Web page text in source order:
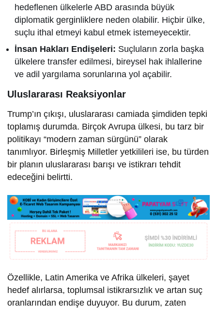
hedeflenen ülkelerle ABD arasında büyük
diplomatik gerginliklere neden olabilir. Hiçbir ülke,
suçlu ithal etmeyi kabul etmek istemeyecektir.
İnsan Hakları Endişeleri: Suçluların zorla başka
ülkelere transfer edilmesi, bireysel hak ihlallerine
ve adil yargılama sorunlarına yol açabilir.
Uluslararası Reaksiyonlar
Trump’ın çıkışı, uluslararası camiada şimdiden tepki
toplamış durumda. Birçok Avrupa ülkesi, bu tarz bir
politikayı “modern zaman sürgünü” olarak
tanımlıyor. Birleşmiş Milletler yetkilileri ise, bu türden
bir planın uluslararası barışı ve istikrarı tehdit
edeceğini belirtti.
Özellikle, Latin Amerika ve Afrika ülkeleri, şayet
hedef alırlarsa, toplumsal istikrarsızlık ve artan suç
oranlarından endişe duyuyor. Bu durum, zaten